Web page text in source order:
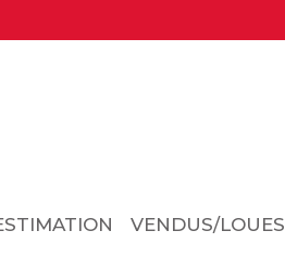
VENDUS/LOUES